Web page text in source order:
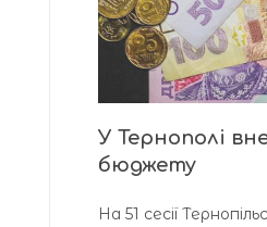
У Тернополі
бюджету
На 51 сесії